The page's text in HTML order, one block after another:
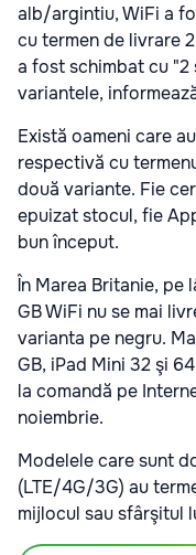
alb/argintiu, WiFi a
cu termen de livrare
a fost schimbat cu
variantele,
Există oameni care
respectivă cu
două variante. Fie
epuizat stocul, fie
bun început.
În Marea Britanie, pe
GB WiFi nu se mai
varianta pe negru.
GB, iPad Mini 32 şi
la comandă pe
noiembrie.
Modelele care sunt
(LTE/4G/3G) au
mijlocul sau sfârşitul